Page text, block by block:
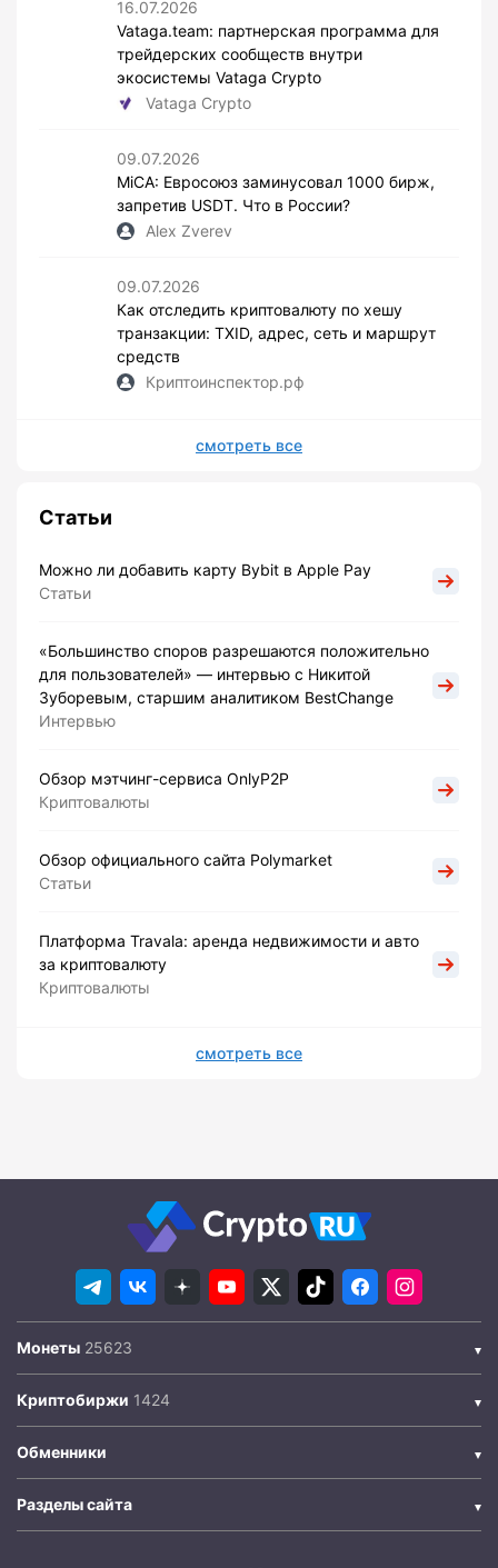
16.07.2026
Vataga.team: партнерская программа для
трейдерских сообществ внутри
экосистемы Vataga Crypto
Vataga Crypto
09.07.2026
MiCA: Евросоюз заминусовал 1000 бирж,
запретив USDT. Что в России?
Alex Zverev
09.07.2026
Как отследить криптовалюту по хешу
транзакции: TXID, адрес, сеть и маршрут
средств
Криптоинспектор.рф
смотреть все
Статьи
Можно ли добавить карту Bybit в Apple Pay
Статьи
«Большинство споров разрешаются положительно
для пользователей» — интервью с Никитой
Зуборевым, старшим аналитиком BestChange
Интервью
Обзор мэтчинг-сервиса OnlyP2P
Криптовалюты
Обзор официального сайта Polymarket
Статьи
Платформа Travala: аренда недвижимости и авто
за криптовалюту
Криптовалюты
смотреть все
Монеты
Криптобиржи
Обменники
Разделы сайта